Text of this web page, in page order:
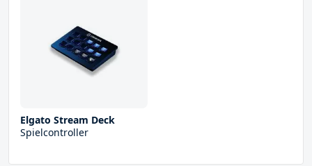
Elgato Stream Deck
Spielcontroller